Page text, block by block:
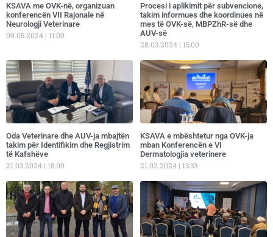
KSAVA me OVK-në, organizuan
konferencën VII Rajonale në
Neurologji Veterinare
09.05.2024 11:00
Procesi i aplikimit për subvencione,
takim informues dhe koordinues në
mes të OVK-së, MBPZhR-së dhe
AUV-së
28.03.2024 15:00
Oda Veterinare dhe AUV-ja mbajtën
takim për Identifikim dhe Regjistrim
të Kafshëve
21.03.2024 18:00
KSAVA e mbështetur nga OVK-ja
mban Konferencën e VI
Dermatologjia veterinere
21.02.2024 13:33